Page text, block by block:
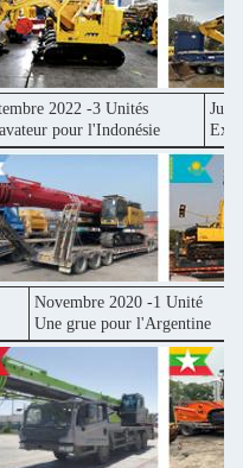
2022 -3 Unités
pour l'Indonésie
Juin
Novembre 2020 -1 Unité
Une grue pour l'Argentine